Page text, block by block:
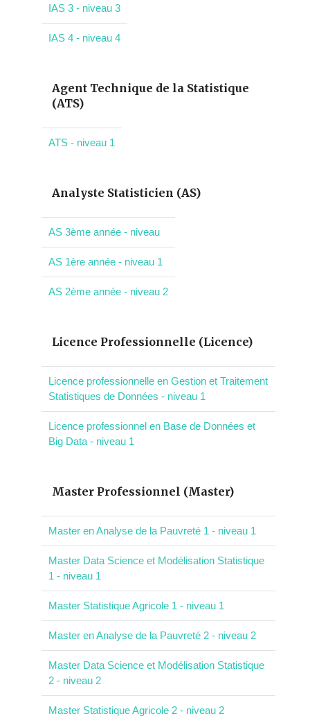
IAS 3 - niveau 3
IAS 4 - niveau 4
Agent Technique de la Statistique
(ATS)
ATS - niveau 1
Analyste Statisticien (AS)
AS 3ème année - niveau
AS 1ère année - niveau 1
AS 2ème année - niveau 2
Licence Professionnelle (Licence)
Licence professionnelle en Gestion et Traitement
Statistiques de Données - niveau 1
Licence professionnel en Base de Données et
Big Data - niveau 1
Master Professionnel (Master)
Master en Analyse de la Pauvreté 1 - niveau 1
Master Data Science et Modélisation Statistique
1 - niveau 1
Master Statistique Agricole 1 - niveau 1
Master en Analyse de la Pauvreté 2 - niveau 2
Master Data Science et Modélisation Statistique
2 - niveau 2
Master Statistique Agricole 2 - niveau 2